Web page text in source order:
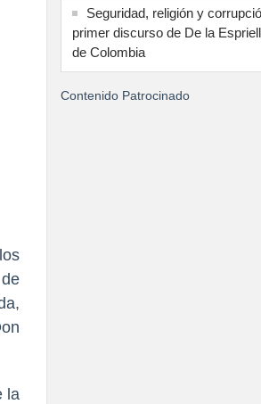
la
Seguridad, religión y
primer discurso de De la
de Colombia
Contenido Patrocinado